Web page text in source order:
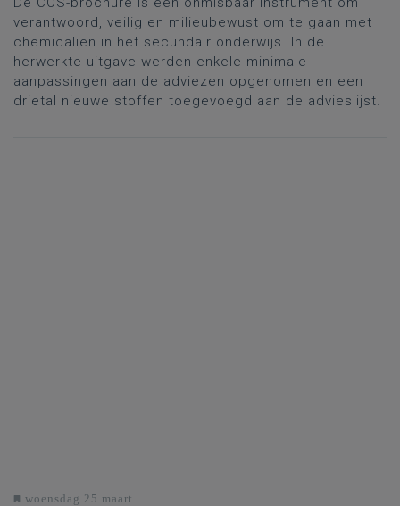
verantwoord, veilig en milieubewust om te gaan met
chemicaliën in het secundair onderwijs. In de
herwerkte uitgave werden enkele minimale
aanpassingen aan de adviezen opgenomen en een
drietal nieuwe stoffen toegevoegd aan de advieslijst.
woensdag 25 maart